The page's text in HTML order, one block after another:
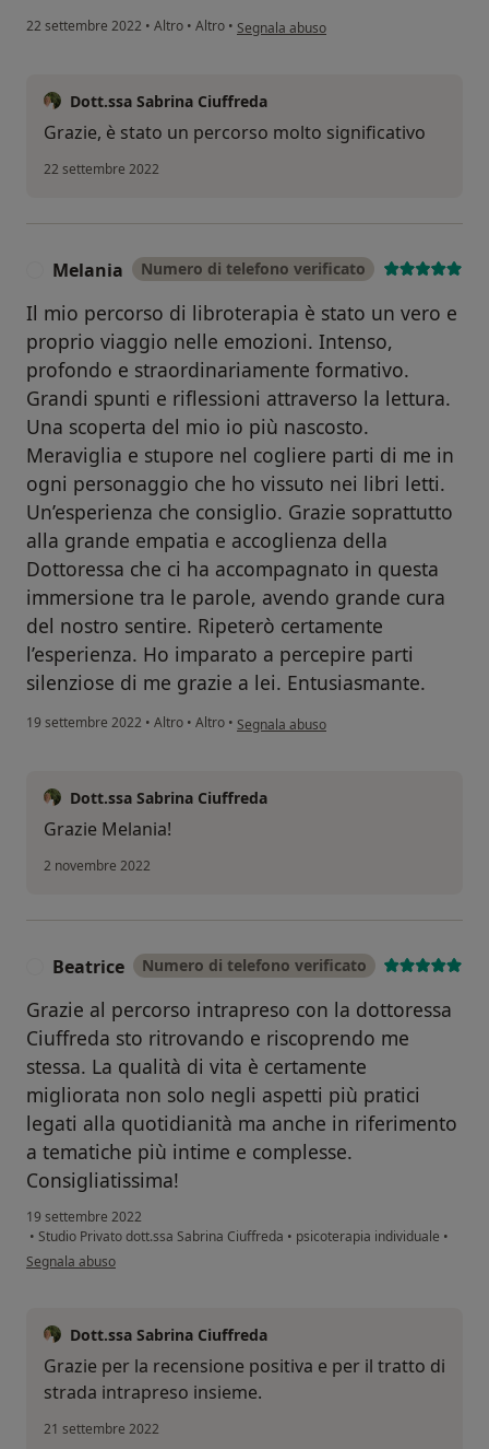
22 settembre 2022 • Altro • Altro • secondo l'opinione dell'utente laura
Segnala abuso
Dott.ssa Sabrina Ciuffreda
Grazie, è stato un percorso molto significativo
22 settembre 2022
Melania Numero di telefono verificato
Il mio percorso di libroterapia è stato un vero e
proprio viaggio nelle emozioni. Intenso,
profondo e straordinariamente formativo.
Grandi spunti e riflessioni attraverso la lettura.
Una scoperta del mio io più nascosto.
Meraviglia e stupore nel cogliere parti di me in
ogni personaggio che ho vissuto nei libri letti.
Un’esperienza che consiglio. Grazie soprattutto
alla grande empatia e accoglienza della
Dottoressa che ci ha accompagnato in questa
immersione tra le parole, avendo grande cura
del nostro sentire. Ripeterò certamente
l’esperienza. Ho imparato a percepire parti
silenziose di me grazie a lei. Entusiasmante.
19 settembre 2022 • Altro • Altro • secondo l'opinione dell'utente Melania
Segnala abuso
Dott.ssa Sabrina Ciuffreda
Grazie Melania!
2 novembre 2022
Beatrice Numero di telefono verificato
Grazie al percorso intrapreso con la dottoressa
Ciuffreda sto ritrovando e riscoprendo me
stessa. La qualità di vita è certamente
migliorata non solo negli aspetti più pratici
legati alla quotidianità ma anche in riferimento
a tematiche più intime e complesse.
Consigliatissima!
19 settembre 2022
• Studio Privato dott.ssa Sabrina Ciuffreda • psicoterapia individuale •
secondo l'opinione dell'utente Beatrice
Segnala abuso
Dott.ssa Sabrina Ciuffreda
Grazie per la recensione positiva e per il tratto di
strada intrapreso insieme.
21 settembre 2022